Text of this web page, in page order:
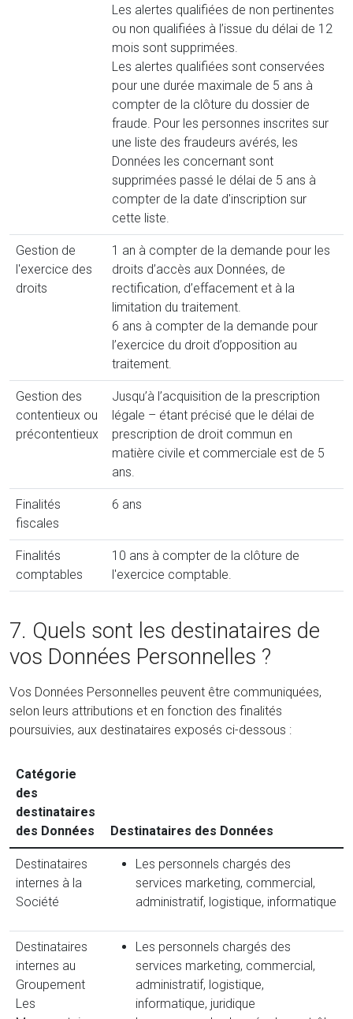
Les alertes qualifiées de non pertinentes
ou non qualifiées à l’issue du délai de 12
mois sont supprimées.
Les alertes qualifiées sont conservées
pour une durée maximale de 5 ans à
compter de la clôture du dossier de
fraude. Pour les personnes inscrites sur
une liste des fraudeurs avérés, les
Données les concernant sont
supprimées passé le délai de 5 ans à
compter de la date d'inscription sur
cette liste.
Gestion de
l'exercice des
droits
1 an à compter de la demande pour les
droits d’accès aux Données, de
rectification, d’effacement et à la
limitation du traitement.
6 ans à compter de la demande pour
l’exercice du droit d’opposition au
traitement.
Gestion des
contentieux ou
précontentieux
Jusqu’à l’acquisition de la prescription
légale – étant précisé que le délai de
prescription de droit commun en
matière civile et commerciale est de 5
ans.
Finalités
fiscales
6 ans
Finalités
comptables
10 ans à compter de la clôture de
l'exercice comptable.
7. Quels sont les destinataires de
vos Données Personnelles ?
Vos Données Personnelles peuvent être communiquées,
selon leurs attributions et en fonction des finalités
poursuivies, aux destinataires exposés ci-dessous :
Catégorie
des
destinataires
des Données
Destinataires des Données
Destinataires
internes à la
Société
Les personnels chargés des
services marketing, commercial,
administratif, logistique, informatique
Destinataires
internes au
Groupement
Les
Les personnels chargés des
services marketing, commercial,
administratif, logistique,
informatique, juridique